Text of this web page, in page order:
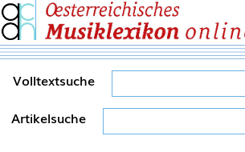
Volltextsuche
Artikelsuche